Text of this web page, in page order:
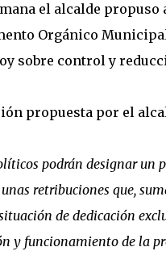
el alcalde
Orgánico
sobre control y
propuesta por el
podrán designar un
retribuciones que,
de dedicación
y funcionamiento de la